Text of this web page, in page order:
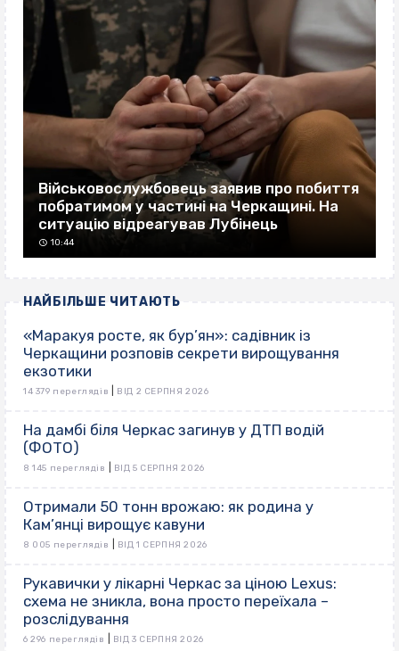
Військовослужбовець заявив про побиття
побратимом у частині на Черкащині. На
ситуацію відреагував Лубінець
10:44
НАЙБІЛЬШЕ ЧИТАЮТЬ
«Маракуя росте, як бур’ян»: садівник із
Черкащини розповів секрети вирощування
екзотики
14 379 переглядів ВІД 2 СЕРПНЯ 2026
На дамбі біля Черкас загинув у ДТП водій
(ФОТО)
8 145 переглядів ВІД 5 СЕРПНЯ 2026
Отримали 50 тонн врожаю: як родина у
Кам’янці вирощує кавуни
8 005 переглядів ВІД 1 СЕРПНЯ 2026
Рукавички у лікарні Черкас за ціною Lexus:
схема не зникла, вона просто переїхала –
розслідування
6 296 переглядів ВІД 3 СЕРПНЯ 2026